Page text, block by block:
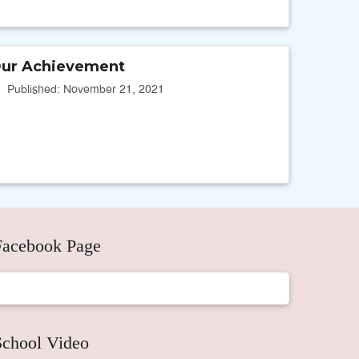
Achievement
Published: November 21, 2021
Page
Video